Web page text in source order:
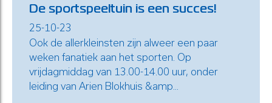
De sportspeeltuin is een succes!
25-10-23
Ook de allerkleinsten zijn alweer een paar
weken fanatiek aan het sporten. Op
vrijdagmiddag van 13.00-14.00 uur, onder
leiding van Arien Blokhuis &amp...